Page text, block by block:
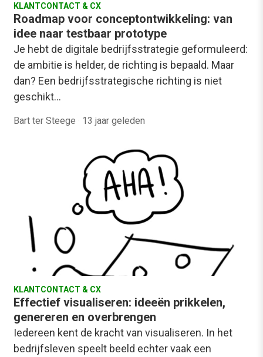
KLANTCONTACT & CX
Roadmap voor conceptontwikkeling: van
idee naar testbaar prototype
Je hebt de digitale bedrijfsstrategie geformuleerd:
de ambitie is helder, de richting is bepaald. Maar
dan? Een bedrijfsstrategische richting is niet
geschikt…
Bart ter Steege · 13 jaar geleden
KLANTCONTACT & CX
Effectief visualiseren: ideeën prikkelen,
genereren en overbrengen
Iedereen kent de kracht van visualiseren. In het
bedrijfsleven speelt beeld echter vaak een